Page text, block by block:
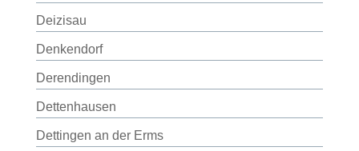
Deizisau
Denkendorf
Derendingen
Dettenhausen
Dettingen an der Erms